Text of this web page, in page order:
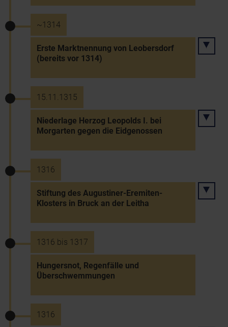
~1314
Erste Marktnennung von Leobersdorf
(bereits vor 1314)
15.11.1315
Niederlage Herzog Leopolds I. bei
Morgarten gegen die Eidgenossen
1316
Stiftung des Augustiner-Eremiten-
Klosters in Bruck an der Leitha
1316 bis 1317
Hungersnot, Regenfälle und
Überschwemmungen
1316